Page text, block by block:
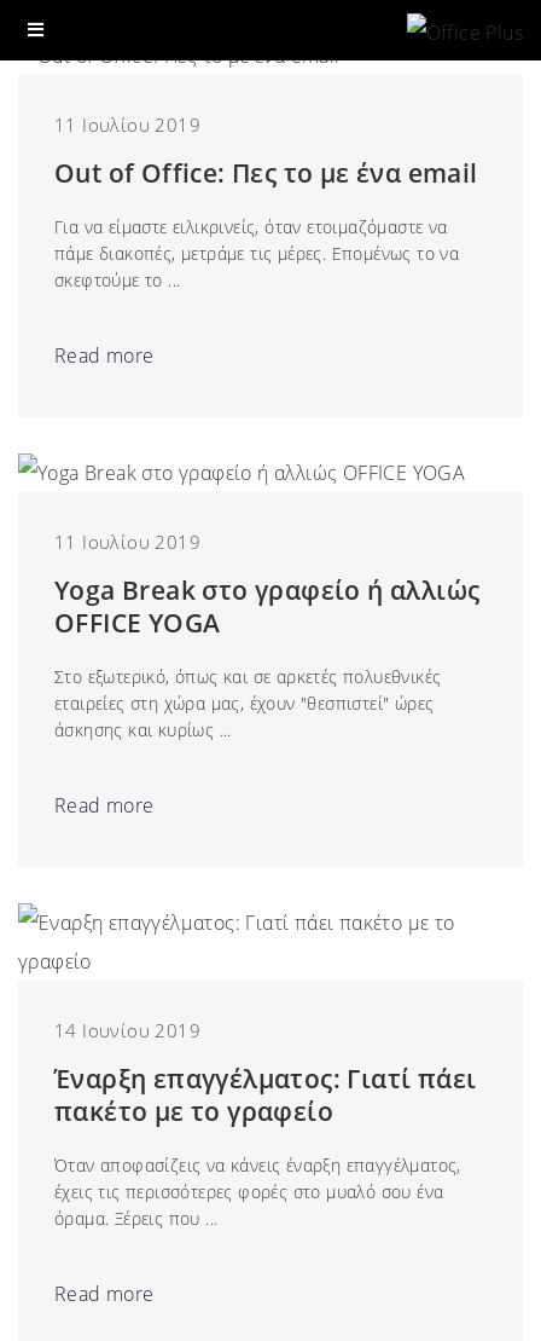
11 Ιουλίου 2019
Out of Office: Πες το με ένα email
Για να είμαστε ειλικρινείς, όταν ετοιμαζόμαστε να
πάμε διακοπές, μετράμε τις μέρες. Επομένως το να
σκεφτούμε το ...
Read more
11 Ιουλίου 2019
Υoga Break στο γραφείο ή αλλιώς
OFFICE YOGA
Στο εξωτερικό, όπως και σε αρκετές πολυεθνικές
εταιρείες στη χώρα μας, έχουν "θεσπιστεί" ώρες
άσκησης και κυρίως ...
Read more
14 Ιουνίου 2019
Έναρξη επαγγέλματος: Γιατί πάει
πακέτο με το γραφείο
Όταν αποφασίζεις να κάνεις έναρξη επαγγέλματος,
έχεις τις περισσότερες φορές στο μυαλό σου ένα
όραμα. Ξέρεις που ...
Read more